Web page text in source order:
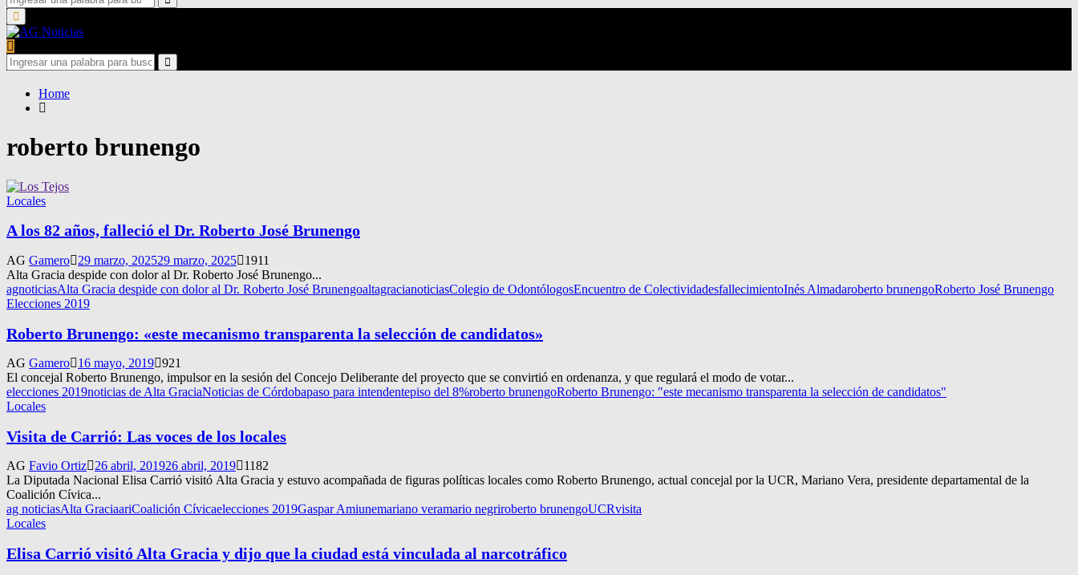
for:
Search
Primary
Menu
Search
for:
Search
Home
roberto brunengo
Locales
A los 82 años, falleció el Dr. Roberto José Brunengo
AG Gamero 29 marzo, 202529 marzo, 2025
1911
Alta Gracia despide con dolor al Dr. Roberto José Brunengo...
agnoticiasAlta Gracia despide con dolor al Dr. Roberto José BrunengoaltagracianoticiasColegio de OdontólogosEncuentro de ColectividadesfallecimientoInés Almadaroberto brunengoRoberto José Brunengo
Elecciones 2019
Roberto Brunengo: «este mecanismo transparenta la selección de candidatos»
AG Gamero 16 mayo, 2019 921
El concejal Roberto Brunengo, impulsor en la sesión del Concejo Deliberante del proyecto que se convirtió en ordenanza, y que regulará el modo de votar...
elecciones 2019noticias de Alta GraciaNoticias de Córdobapaso para intendentepiso del 8%roberto brunengoRoberto Brunengo: "este mecanismo transparenta la selección de candidatos"
Locales
Visita de Carrió: Las voces de los locales
AG Favio Ortiz 26 abril, 201926 abril, 2019
1182
La Diputada Nacional Elisa Carrió visitó Alta Gracia y estuvo acompañada de figuras políticas locales como Roberto Brunengo, actual concejal por la UCR, Mariano Vera, presidente departamental de la
Coalición Cívica...
ag noticiasAlta GraciaariCoalición Cívicaelecciones 2019Gaspar Amiunemariano veramario negriroberto brunengoUCRvisita
Locales
Elisa Carrió visitó Alta Gracia y dijo que la ciudad está vinculada al narcotráfico